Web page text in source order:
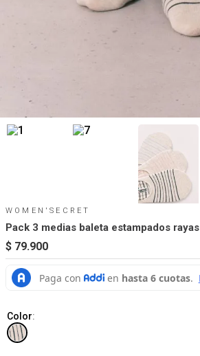
WOMEN'SECRET
Pack 3 medias baleta estampados rayas
$ 79.900
Color: